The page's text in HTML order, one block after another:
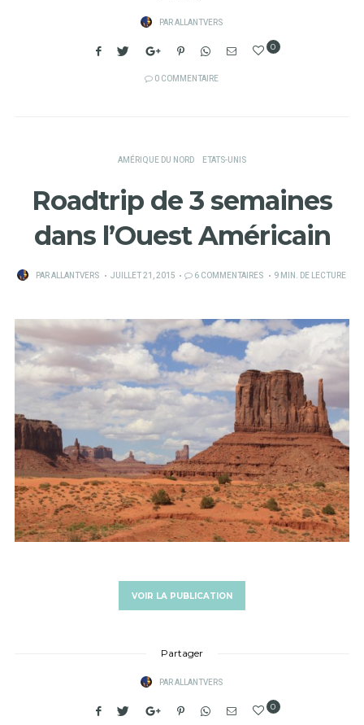
PARALLANTVERS
0
0 COMMENTAIRE
AMÉRIQUE DU NORD ETATS-UNIS
Roadtrip de 3 semaines
dans l’Ouest Américain
PARALLANTVERS
PUBLIÉ
JUILLET 21, 2015 6 COMMENTAIRES 9 MIN. DE LECTURE
VOIR LA PUBLICATION
Partager
PARALLANTVERS
0